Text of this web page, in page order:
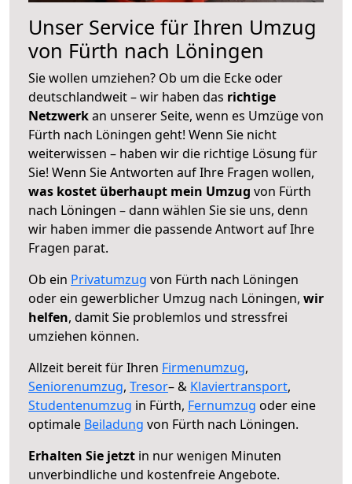
Unser Service für Ihren Umzug
von Fürth nach Löningen
Sie wollen umziehen? Ob um die Ecke oder
deutschlandweit – wir haben das richtige
Netzwerkan unserer Seite, wenn es Umzüge von
Fürth nach Löningen geht! Wenn Sie nicht
weiterwissen – haben wir die richtige Lösung für
Sie! Wenn Sie Antworten auf Ihre Fragen wollen,
was kostet überhaupt mein Umzug von Fürth
nach Löningen – dann wählen Sie sie uns, denn
wir haben immer die passende Antwort auf Ihre
Fragen parat.
Ob ein Privatumzug von Fürth nach Löningen
oder ein gewerblicher Umzug nach Löningen, wir
helfen, damit Sie problemlos und stressfrei
umziehen können.
Allzeit bereit für Ihren Firmenumzug,
Seniorenumzug, Tresor– & Klaviertransport,
Studentenumzug in Fürth, Fernumzug oder eine
optimale Beiladung von Fürth nach Löningen.
Erhalten Sie jetzt in nur wenigen Minuten
unverbindliche und kostenfreie Angebote.